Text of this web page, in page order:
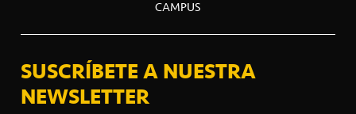
CAMPUS
SUSCRÍBETE A NUESTRA
NEWSLETTER